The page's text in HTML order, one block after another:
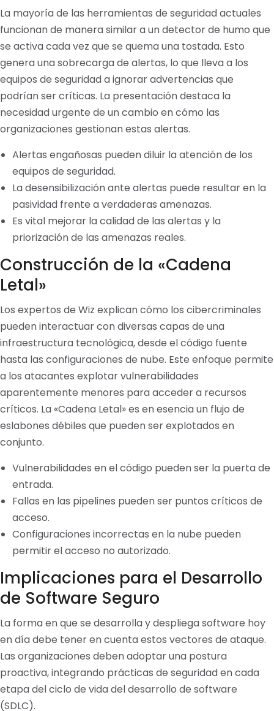
La mayoría de las herramientas de seguridad actuales
funcionan de manera similar a un detector de humo que
se activa cada vez que se quema una tostada. Esto
genera una sobrecarga de alertas, lo que lleva a los
equipos de seguridad a ignorar advertencias que
podrían ser críticas. La presentación destaca la
necesidad urgente de un cambio en cómo las
organizaciones gestionan estas alertas.
Alertas engañosas pueden diluir la atención de los
equipos de seguridad.
La desensibilización ante alertas puede resultar en la
pasividad frente a verdaderas amenazas.
Es vital mejorar la calidad de las alertas y la
priorización de las amenazas reales.
Construcción de la «Cadena
Letal»
Los expertos de Wiz explican cómo los cibercriminales
pueden interactuar con diversas capas de una
infraestructura tecnológica, desde el código fuente
hasta las configuraciones de nube. Este enfoque permite
a los atacantes explotar vulnerabilidades
aparentemente menores para acceder a recursos
críticos. La «Cadena Letal» es en esencia un flujo de
eslabones débiles que pueden ser explotados en
conjunto.
Vulnerabilidades en el código pueden ser la puerta de
entrada.
Fallas en las pipelines pueden ser puntos críticos de
acceso.
Configuraciones incorrectas en la nube pueden
permitir el acceso no autorizado.
Implicaciones para el Desarrollo
de Software Seguro
La forma en que se desarrolla y despliega software hoy
en día debe tener en cuenta estos vectores de ataque.
Las organizaciones deben adoptar una postura
proactiva, integrando prácticas de seguridad en cada
etapa del ciclo de vida del desarrollo de software
(SDLC).